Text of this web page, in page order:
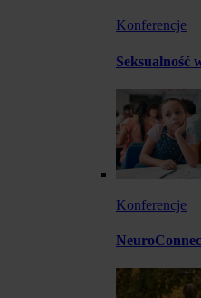
Konferencje
Seksualność
Konferencje